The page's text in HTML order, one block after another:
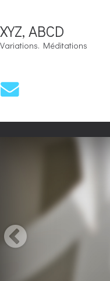
XYZ, ABCD
Variations. Méditations